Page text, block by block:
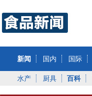
新闻 国内 国际
水产 厨具 百科